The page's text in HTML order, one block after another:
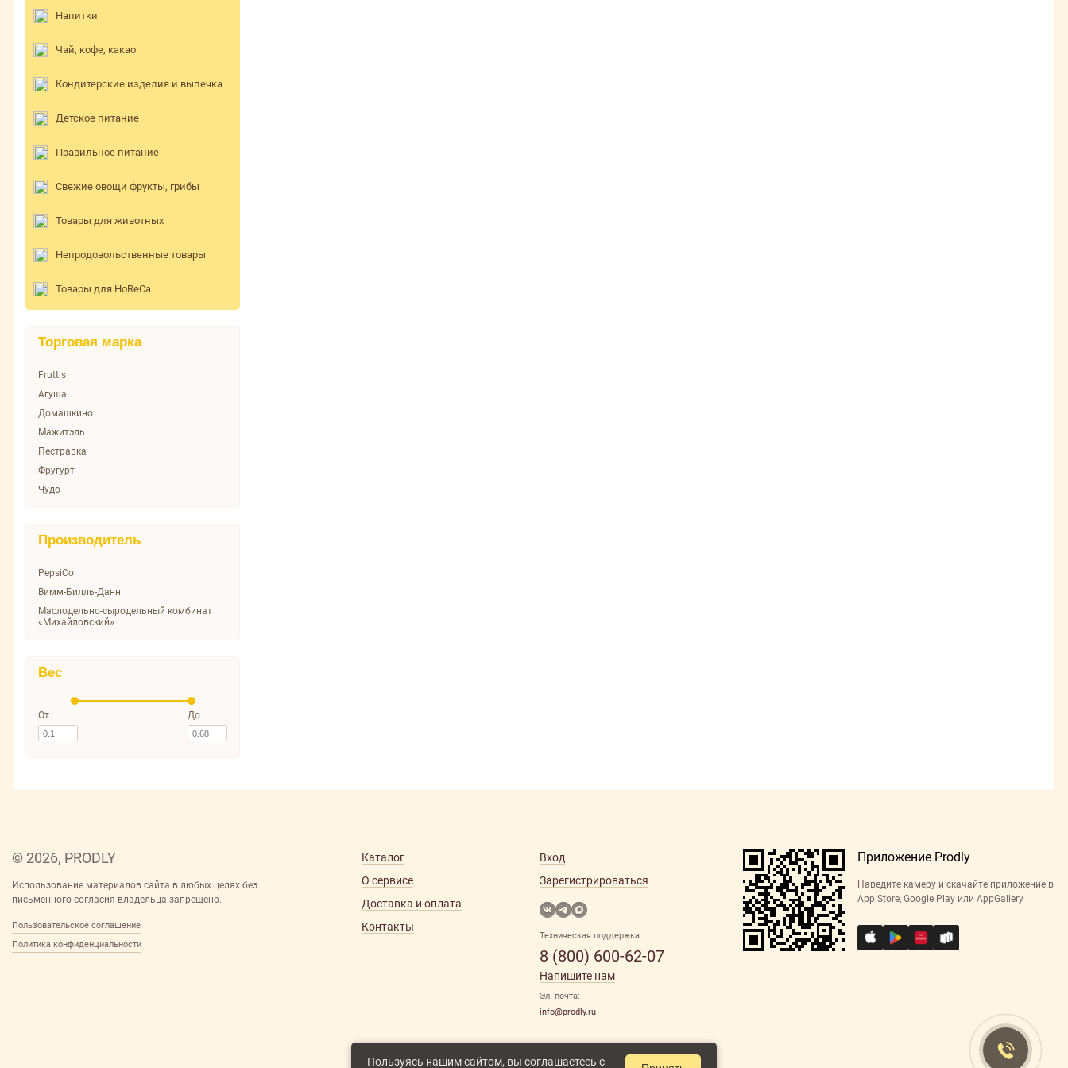
Пользуясь нашим сайтом, вы соглашаетесь с
Напитки
Чай, кофе, какао
Кондитерские изделия и выпечка
Детское питание
Правильное питание
Свежие овощи фрукты, грибы
Товары для животных
Непродовольственные товары
Товары для HoReCa
Торговая марка
Fruttis
Агуша
Домашкино
Мажитэль
Пестравка
Фругурт
Чудо
Производитель
PepsiCo
Вимм-Билль-Данн
Маслодельно-сыродельный комбинат
«Михайловский»
Вес
От До
© 2026, PRODLY
Использование материалов сайта в любых целях без
письменного согласия владельца запрещено.
Пользовательское соглашение
Политика конфиденциальности
Каталог
О сервисе
Доставка и оплата
Контакты
Вход
Зарегистрироваться
Техническая поддержка
8 (800) 600-62-07
Напишите нам
Эл. почта:
info@prodly.ru
Приложение Prodly
Наведите камеру и скачайте приложение в
App Store, Google Play или AppGallery